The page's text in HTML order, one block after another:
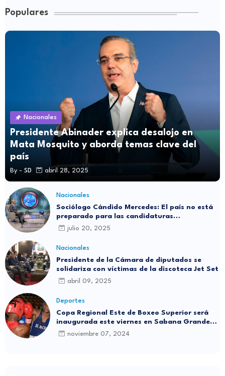
Populares
Nacionales
Presidente Abinader explica desalojo en
Mata Mosquito y aborda temas clave del
país
By - SD abril 28, 2025
Nacionales
Sociólogo Cándido Mercedes: El país no está
preparado para las candidaturas
independientes
julio 20, 2025
Nacionales
Presidente de la Cámara de diputados se
solidariza con víctimas de la discoteca Jet Set
abril 09, 2025
Deportes
Copa Regional Este de Boxeo Superior será
inaugurada este viernes en Sabana Grande
de Boyá
noviembre 07, 2024